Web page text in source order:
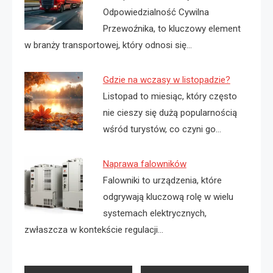
Odpowiedzialność Cywilna
Przewoźnika, to kluczowy element
w branży transportowej, który odnosi się…
Gdzie na wczasy w listopadzie?
Listopad to miesiąc, który często
nie cieszy się dużą popularnością
wśród turystów, co czyni go…
Naprawa falowników
Falowniki to urządzenia, które
odgrywają kluczową rolę w wielu
systemach elektrycznych,
zwłaszcza w kontekście regulacji…